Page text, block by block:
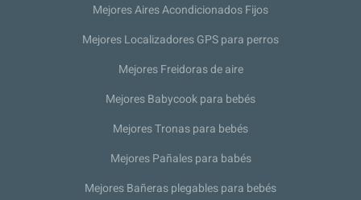
Mejores Aires Acondicionados Fijos
Mejores Localizadores GPS para perros
Mejores Freidoras de aire
Mejores Babycook para bebés
Mejores Tronas para bebés
Mejores Pañales para babés
Mejores Bañeras plegables para bebés